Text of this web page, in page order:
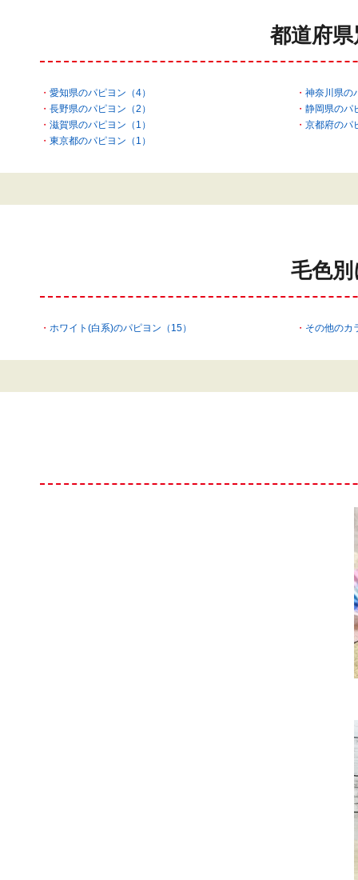
都道府
愛知県のパピヨン（4）
神奈川県の
長野県のパピヨン（2）
静岡県のパ
滋賀県のパピヨン（1）
京都府のパ
東京都のパピヨン（1）
毛色
ホワイト(白系)のパピヨン（15） その他のカ